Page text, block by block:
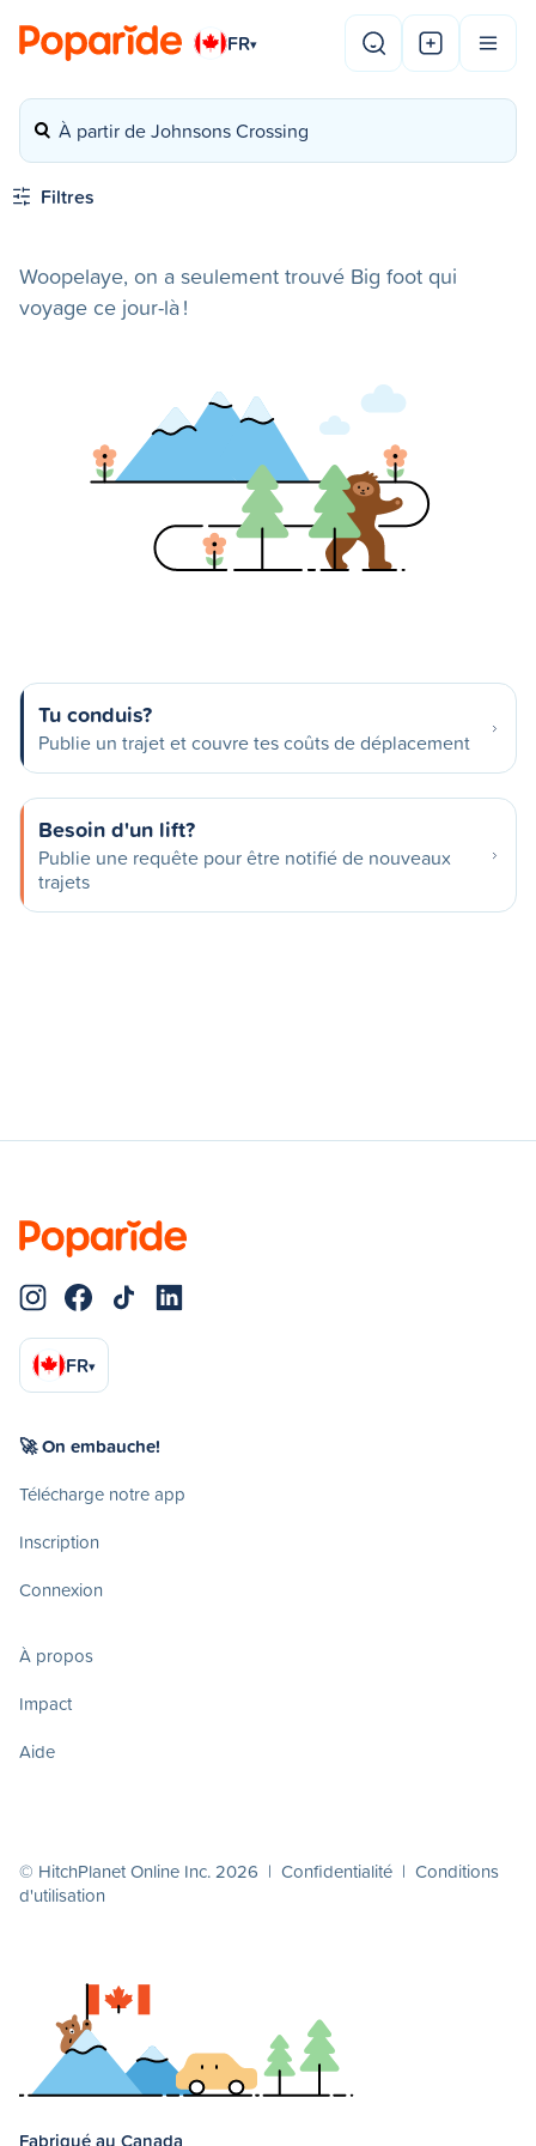
FR▾
À partir de Johnsons Crossing
Filtres
Woopelaye, on a seulement trouvé Big foot qui
voyage ce jour-là !
Tu conduis?
Publie un trajet et couvre tes coûts de déplacement
Besoin d'un lift?
Publie une requête pour être notifié de nouveaux
trajets
FR▾
🚀 On embauche!
Télécharge notre app
Inscription
Connexion
À propos
Impact
Aide
© HitchPlanet Online Inc. 2026 | Confidentialité | Conditions
d'utilisation
Fabriqué au Canada